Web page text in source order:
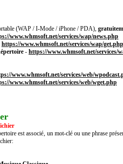
(WAP / I-Mode / iPhone / PDA),
www.whmsoft.net/services/wap/news.php
https://www.whmsoft.net/services/wap/get.php
- https://www.whmsoft.net/services/
www.whmsoft.net/services/web/
www.whmsoft.net/services/web/wget.php
est associé‚ un mot-clé ou une phrase